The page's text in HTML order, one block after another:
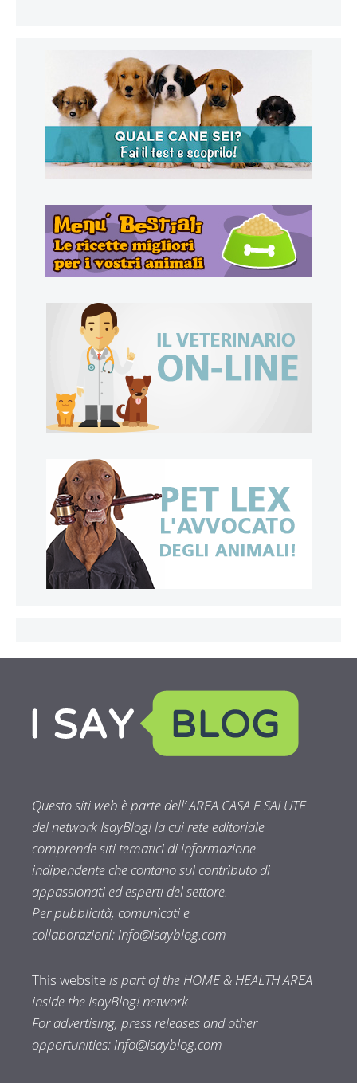
Questo siti web è parte dell’ AREA CASA E SALUTE
del network IsayBlog! la cui rete editoriale
comprende siti tematici di informazione
indipendente che contano sul contributo di
appassionati ed esperti del settore.
Per pubblicità, comunicati e
collaborazioni:info@isayblog.com
This websiteis part of the HOME & HEALTH AREA
inside the IsayBlog! network
For advertising, press releases and other
opportunities:info@isayblog.com